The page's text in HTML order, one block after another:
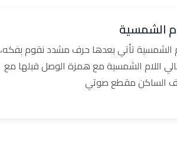
الشمسية
الشمسية تأتي بعدها حرف مشدد نقوم بفكه،
اللام الشمسية مع همزة الوصل قبلها مع
الساكن مقطع صوتي